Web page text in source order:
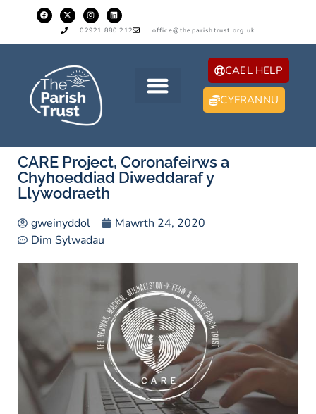
02921 880 212 office@theparishtrust.org.uk
CAEL HELP
CYFRANNU
CARE Project, Coronafeirws a
Chyhoeddiad Diweddaraf y
Llywodraeth
gweinyddol
Mawrth 24, 2020
Dim Sylwadau